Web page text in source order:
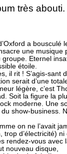
très
a bousculé
une musique
groupe. Eternel
étoile.
il rit ! S’agis-sant
serait d’une
légère, c’est
Soit la figure la
moderne. Une
show-business.
on ne l’avait
trop d’électricité) ni
rendez-vous avec
nouveau disque,